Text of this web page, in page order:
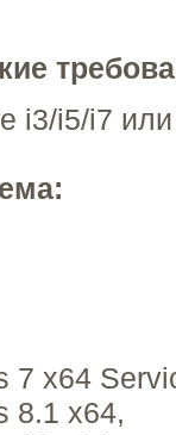
i3/i5/i7
7 x64
8.1 x64,